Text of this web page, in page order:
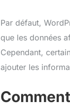
Par défaut,
que les données
Cependant,
ajouter les